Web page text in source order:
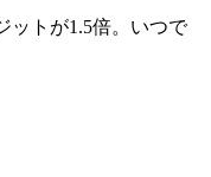
ットが1.5倍。いつで